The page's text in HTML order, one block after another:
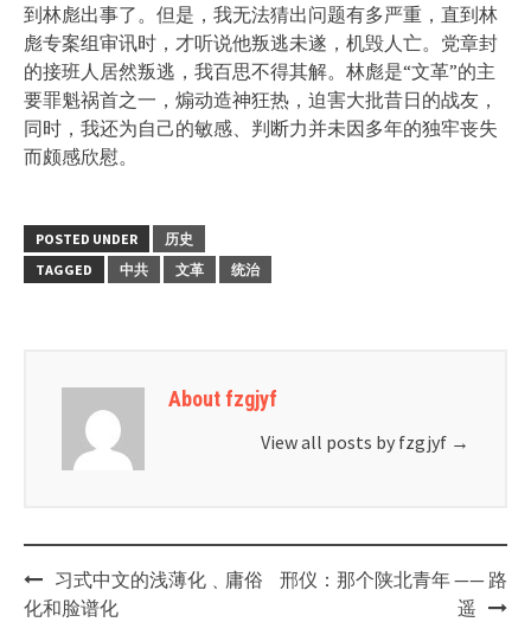
到林彪出事了。但是，我无法猜出问题有多严重，直到林
彪专案组审讯时，才听说他叛逃未遂，机毁人亡。党章封
的接班人居然叛逃，我百思不得其解。林彪是“文革”的主
要罪魁祸首之一，煽动造神狂热，迫害大批昔日的战友，
同时，我还为自己的敏感、判断力并未因多年的独牢丧失
而颇感欣慰。
POSTED UNDER
历史
TAGGED
中共 文革 统治
About fzgjyf
View all posts by fzgjyf →
Post
navigation
习式中文的浅薄化﹑庸俗
化和脸谱化
邢仪：那个陕北青年 —— 路
遥